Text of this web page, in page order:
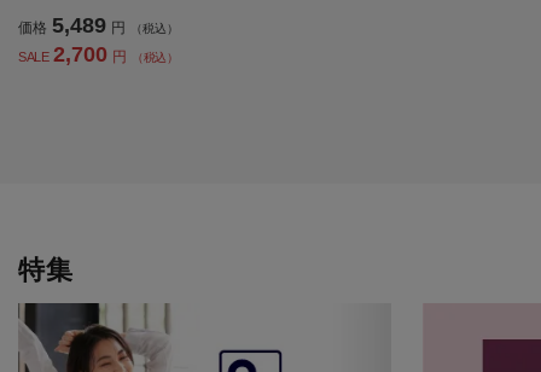
価格 5,489 円 （税込）
SALE 2,700 円 （税込）
特集